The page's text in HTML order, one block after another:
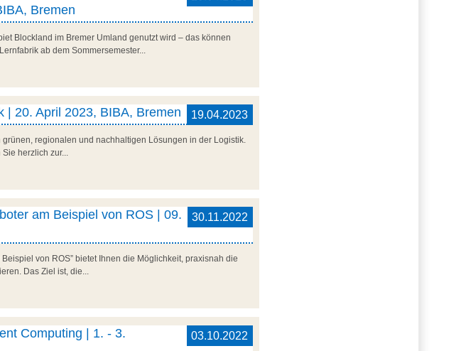
Bremen
Blockland im Bremer Umland genutzt wird – das können
ab dem Sommersemester...
19.04.2023
| 20. April 2023, BIBA, Bremen
regionalen und nachhaltigen Lösungen in der Logistik.
herzlich zur...
30.11.2022
am Beispiel von ROS | 09.
von ROS” bietet Ihnen die Möglichkeit, praxisnah die
Das Ziel ist, die...
03.10.2022
Computing | 1. - 3.